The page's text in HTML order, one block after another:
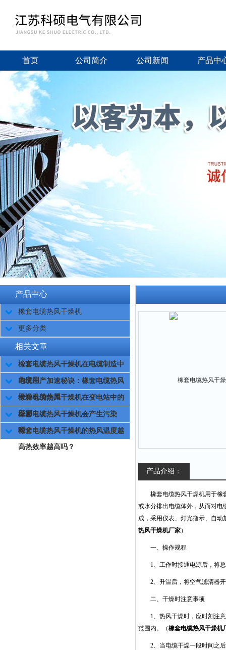
首页 公司简介 公司新闻 产品中
产品中心
橡套电缆热风干燥机
更多分类
相关文章
橡套电缆热风干燥机在电缆制造中
的应用
电缆生产加速秘诀：橡套电缆热风
干燥机的作用
橡套电缆热风干燥机在变电站中的
应用
橡套电缆热风干燥机会产生污染
吗？
橡套电缆热风干燥机的热风温度越
高热效率越高吗？
产品介绍：
橡套电缆热风干燥机用于橡
或水分排出电缆体外，从而对电
成，采用仪表、灯光指示、自
热风干燥机厂家）
一、操作规程
1、工作时接通电源后，将
2、升温后，将空气滤清器
二、干燥时注意事项
1、热风干燥时，应时刻注
范围内。（橡套电缆热风干燥机
2、当电缆干燥一段时间之